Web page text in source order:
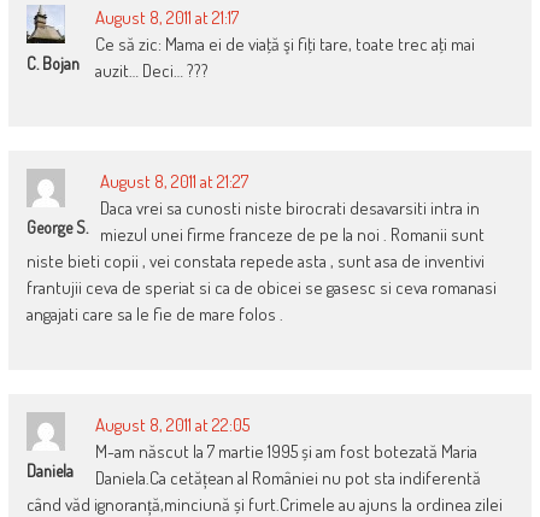
C. Bojan
August 8, 2011 at 21:17
Ce să zic: Mama ei de viaţă şi fiţi tare, toate trec aţi mai
auzit… Deci… ???
George S.
August 8, 2011 at 21:27
Daca vrei sa cunosti niste birocrati desavarsiti intra in
miezul unei firme franceze de pe la noi . Romanii sunt
niste bieti copii , vei constata repede asta , sunt asa de inventivi
frantujii ceva de speriat si ca de obicei se gasesc si ceva romanasi
angajati care sa le fie de mare folos .
Daniela
August 8, 2011 at 22:05
M-am născut la 7 martie 1995 și am fost botezată Maria
Daniela.Ca cetățean al României nu pot sta indiferentă
când văd ignoranță,minciună și furt.Crimele au ajuns la ordinea zilei